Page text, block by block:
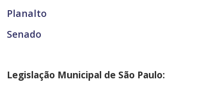
Planalto
Senado
Legislação Municipal de São Paulo: